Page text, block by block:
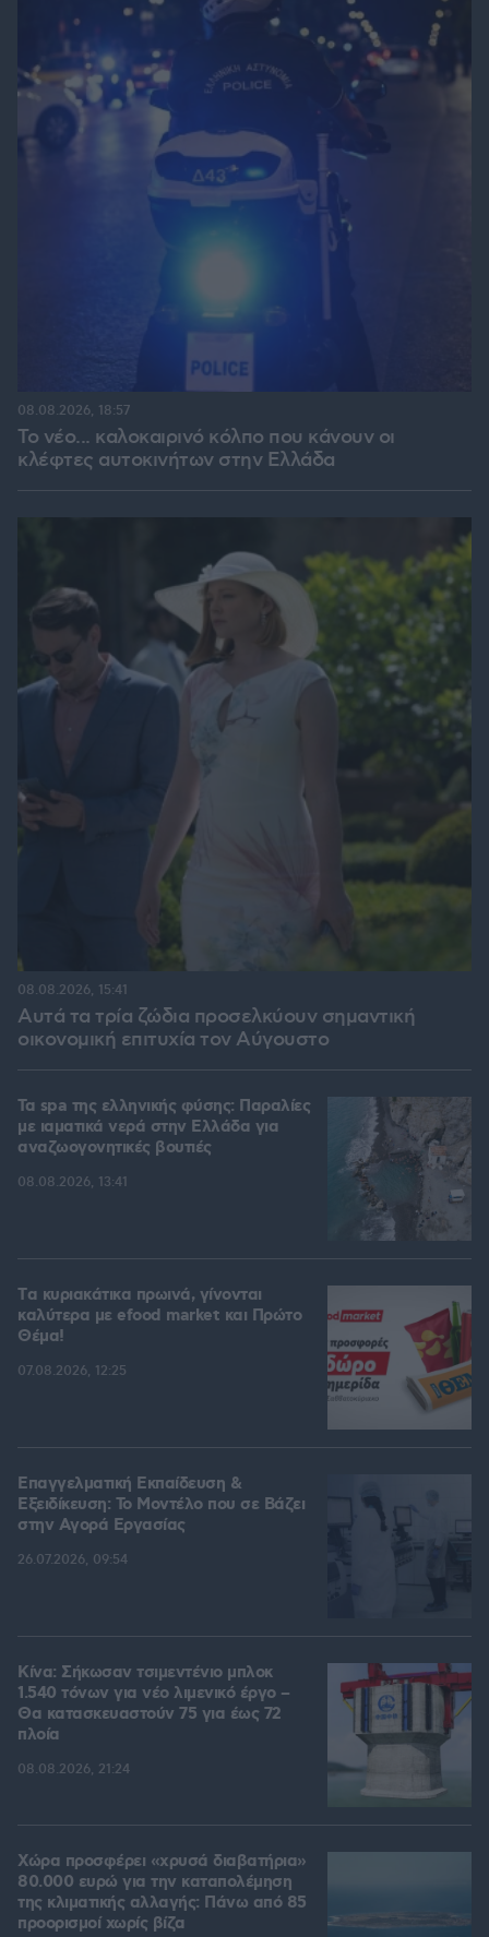
Το νέο... καλοκαιρινό κόλπο που κάνουν οι
κλέφτες αυτοκινήτων στην Ελλάδα
08.08.2026, 18:57
Αυτά τα τρία ζώδια προσελκύουν σημαντική
οικονομική επιτυχία τον Αύγουστο
08.08.2026, 15:41
Τα spa της ελληνικής φύσης: Παραλίες
με ιαματικά νερά στην Ελλάδα για
αναζωογονητικές βουτιές
08.08.2026, 13:41
Tα κυριακάτικα πρωινά, γίνονται
καλύτερα με efood market και Πρώτο
Θέμα!
07.08.2026, 12:25
Επαγγελματική Εκπαίδευση &
Εξειδίκευση: Το Mοντέλο που σε Bάζει
στην Aγορά Eργασίας
26.07.2026, 09:54
Κίνα: Σήκωσαν τσιμεντένιο μπλοκ
1.540 τόνων για νέο λιμενικό έργο –
Θα κατασκευαστούν 75 για έως 72
πλοία
08.08.2026, 21:24
Χώρα προσφέρει «χρυσά διαβατήρια»
80.000 ευρώ για την καταπολέμηση
της κλιματικής αλλαγής: Πάνω από 85
προορισμοί χωρίς βίζα